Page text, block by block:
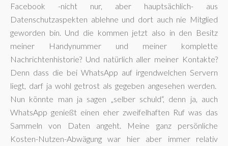
Facebook -nicht nur, aber hauptsächlich- aus
Datenschutzaspekten ablehne und dort auch nie Mitglied
geworden bin. Und die kommen jetzt also in den Besitz
meiner Handynummer und meiner komplette
Nachrichtenhistorie? Und natürlich aller meiner Kontakte?
Denn dass die bei WhatsApp auf irgendwelchen Servern
liegt, darf ja wohl getrost als gegeben angesehen werden.
Nun könnte man ja sagen „selber schuld“, denn ja, auch
WhatsApp genießt einen eher zweifelhaften Ruf was das
Sammeln von Daten angeht. Meine ganz persönliche
Kosten-Nutzen-Abwägung war hier aber immer relativ